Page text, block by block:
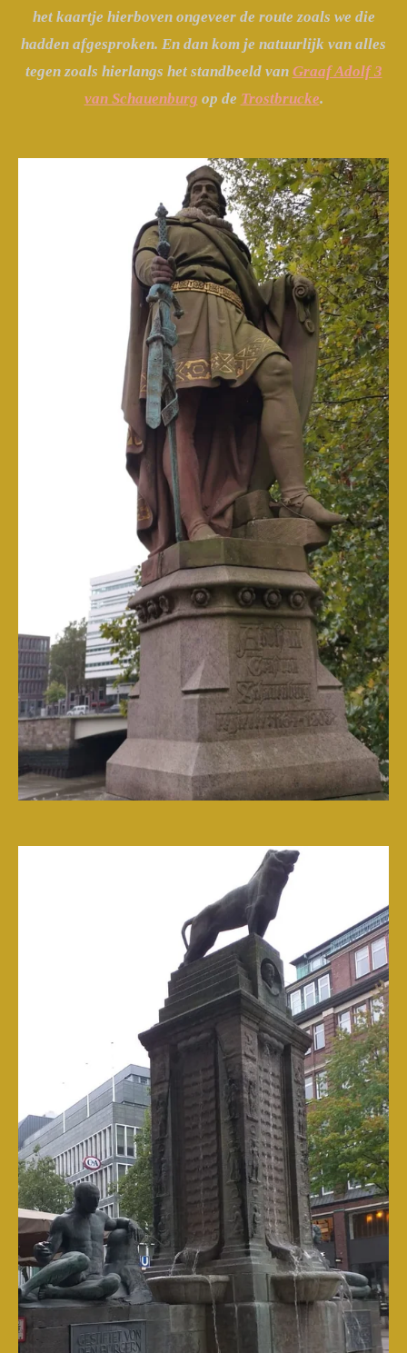
het kaartje hierboven ongeveer de route zoals we die
hadden afgesproken. En dan kom je natuurlijk van alles
tegen zoals hierlangs het standbeeld van Graaf Adolf 3
van Schauenburg op de Trostbrucke.